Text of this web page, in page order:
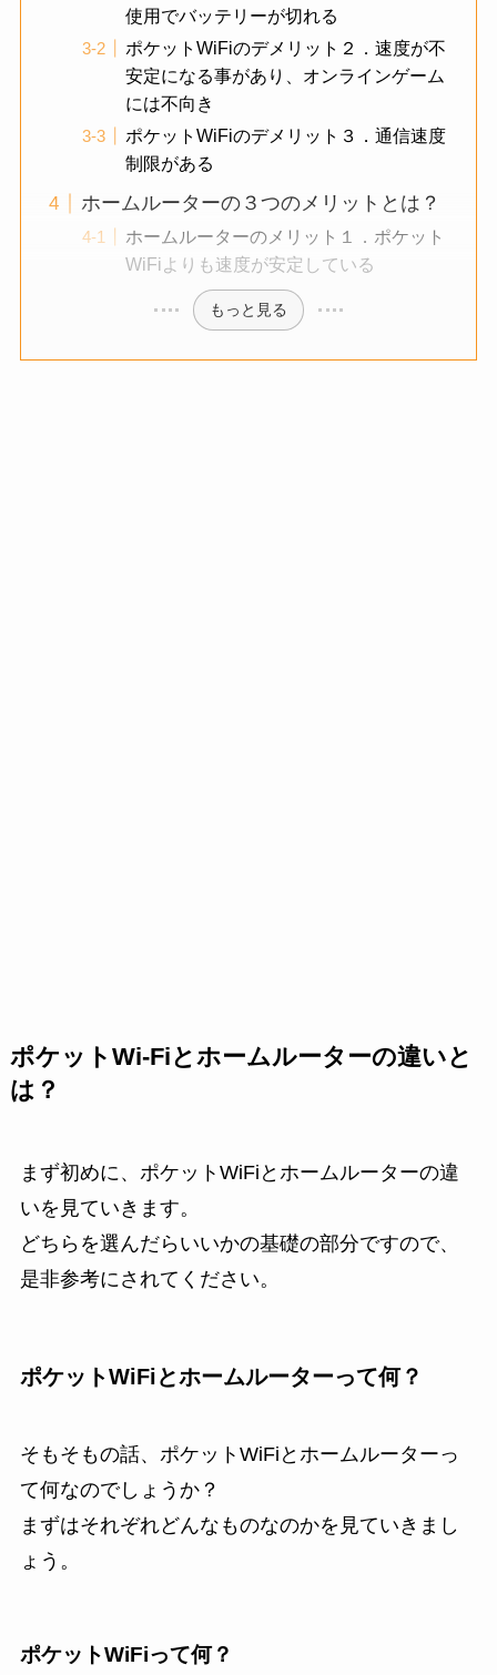
使用でバッテリーが切れる
ポケットWiFiのデメリット２．速度が不
安定になる事があり、オンラインゲーム
には不向き
ポケットWiFiのデメリット３．通信速度
制限がある
ホームルーターの３つのメリットとは？
ホームルーターのメリット１．ポケット
WiFiよりも速度が安定している
もっと見る
ポケットWi-Fiとホームルーターの違いと
は？
まず初めに、ポケットWiFiとホームルーターの違
いを見ていきます。
どちらを選んだらいいかの基礎の部分ですので、
是非参考にされてください。
ポケットWiFiとホームルーターって何？
そもそもの話、ポケットWiFiとホームルーターっ
て何なのでしょうか？
まずはそれぞれどんなものなのかを見ていきまし
ょう。
ポケットWiFiって何？